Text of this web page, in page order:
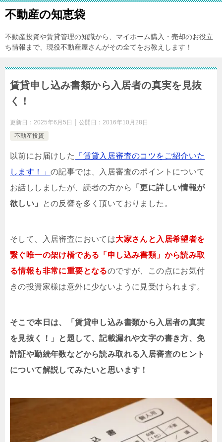
不動産の知恵袋
不動産投資や賃貸管理の知識から、マイホーム購入・売却のお役立
ち情報まで、現役不動産屋さんがその全てをお教えします！
賃貸申し込み書類から入居者の真実を見抜
く！
更新日： 2025年6月5日 公開日： 2016年10月28日
不動産投資
以前にお届けした
「賃貸入居審査のコツをご紹介いた
します！」 の記事では、入居審査のポイントについて
お話ししましたが、読者の方から
「更に詳しい情報が
欲しい」
との反響を多く頂いておりました。
そして、入居審査においては大家さんと入居希望者を
繋ぐ唯一の架け橋である「申し込み書類」から読み取
る情報も非常に重要となるのですが、この点にお気付
きの投資家様は意外に少ないように見受けられます。
そこで本日は、「賃貸申し込み書類から入居者の真実
を見抜く！」と題して、記載漏れや文字の書き方、免
許証や勤続年数などから読み取れる入居審査のヒント
について解説してみたいと思います！